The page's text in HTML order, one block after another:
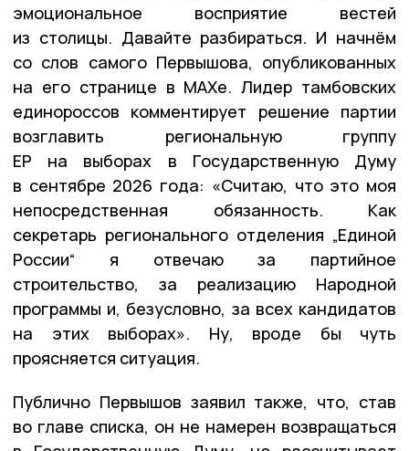
эмоциональное восприятие вестей
из столицы. Давайте разбираться. И начнём
со слов самого Первышова, опубликованных
на его странице в МАХе. Лидер тамбовских
единороссов комментирует решение партии
возглавить региональную группу
ЕР на выборах в Государственную Думу
в сентябре 2026 года: «Считаю, что это моя
непосредственная обязанность. Как
секретарь регионального отделения „Единой
России“ я отвечаю за партийное
строительство, за реализацию Народной
программы и, безусловно, за всех кандидатов
на этих выборах». Ну, вроде бы чуть
проясняется ситуация.
Публично Первышов заявил также, что, став
во главе списка, он не намерен возвращаться